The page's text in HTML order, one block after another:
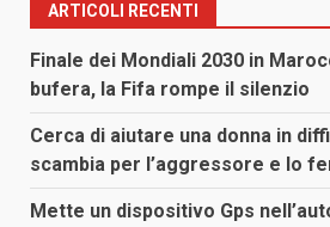
ARTICOLI RECENTI
Finale dei Mondiali 2030 in
bufera, la Fifa rompe il silenzio
Cerca di aiutare una donna in
scambia per l’aggressore e lo
Mette un dispositivo Gps